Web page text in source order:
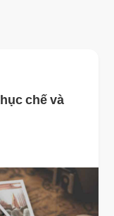
chế và